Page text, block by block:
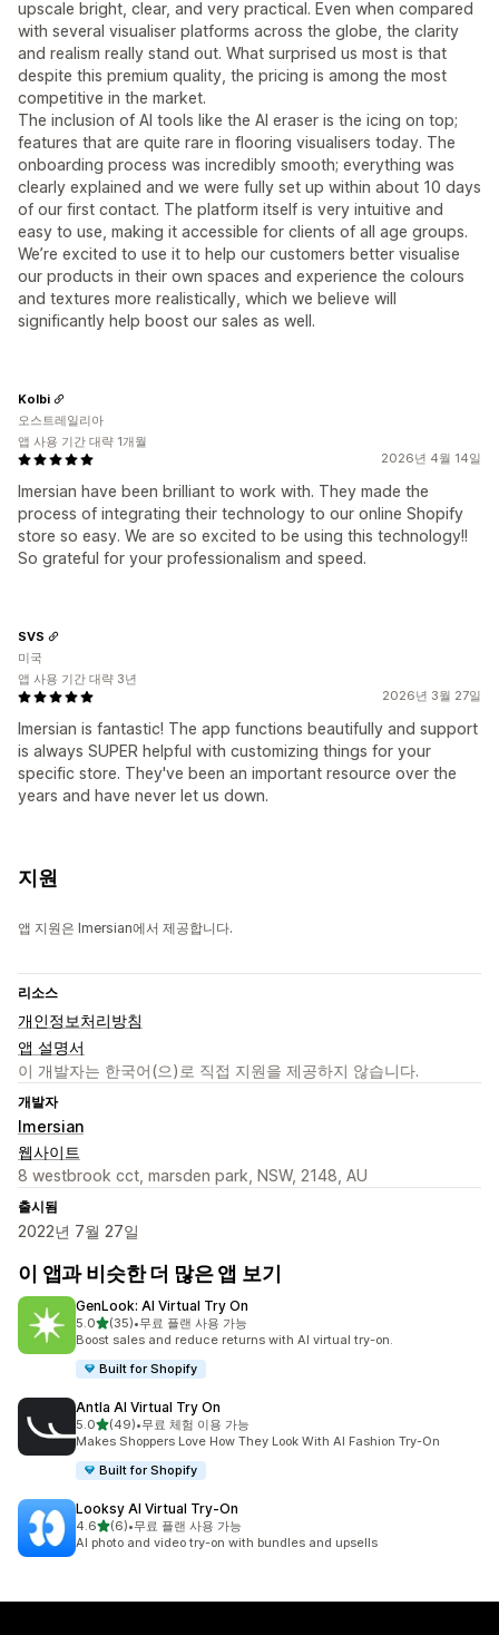
upscale bright, clear, and very practical. Even when compared
with several visualiser platforms across the globe, the clarity
and realism really stand out. What surprised us most is that
despite this premium quality, the pricing is among the most
competitive in the market.
The inclusion of AI tools like the AI eraser is the icing on top;
features that are quite rare in flooring visualisers today. The
onboarding process was incredibly smooth; everything was
clearly explained and we were fully set up within about 10 days
of our first contact. The platform itself is very intuitive and
easy to use, making it accessible for clients of all age groups.
We’re excited to use it to help our customers better visualise
our products in their own spaces and experience the colours
and textures more realistically, which we believe will
significantly help boost our sales as well.
2026년 4월 14일
Imersian have been brilliant to work with. They made the
process of integrating their technology to our online Shopify
store so easy. We are so excited to be using this technology!!
So grateful for your professionalism and speed.
Kolbi
오스트레일리아
앱 사용 기간 대략 1개월
2026년 3월 27일
Imersian is fantastic! The app functions beautifully and support
is always SUPER helpful with customizing things for your
specific store. They've been an important resource over the
years and have never let us down.
SVS
미국
앱 사용 기간 대략 3년
지원
앱 지원은 Imersian에서 제공합니다.
리소스
개인정보처리방침
앱 설명서
이 개발자는 한국어(으)로 직접 지원을 제공하지 않습니다.
개발자
Imersian
웹사이트
8 westbrook cct, marsden park, NSW, 2148, AU
출시됨
2022년 7월 27일
이 앱과 비슷한 더 많은 앱 보기
GenLook: AI Virtual Try On
5.0별 5개 중
(35)
총 리뷰 35개
•무료 플랜 사용 가능
Boost sales and reduce returns with AI virtual try-on.
Built for Shopify
Antla AI Virtual Try On
5.0별 5개 중
(49)
총 리뷰 49개
•무료 체험 이용 가능
Makes Shoppers Love How They Look With AI Fashion Try-On
Built for Shopify
Looksy AI Virtual Try‑On
4.6별 5개 중
(6)
총 리뷰 6개
•무료 플랜 사용 가능
AI photo and video try-on with bundles and upsells